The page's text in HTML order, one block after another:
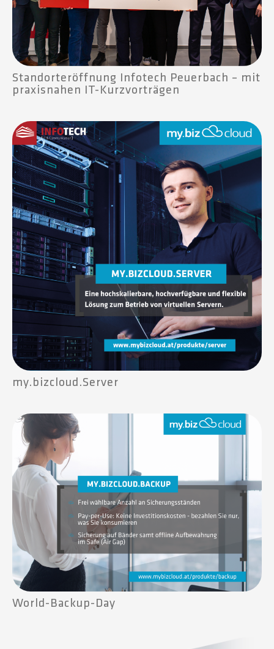
Standorteröffnung Infotech Peuerbach – mit
praxisnahen IT-Kurzvorträgen
my.bizcloud.Server
World-Backup-Day